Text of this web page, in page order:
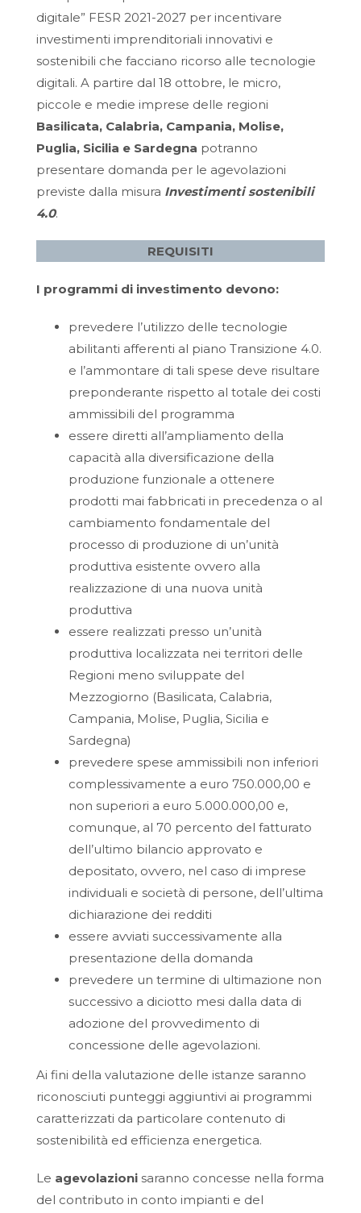
digitale” FESR 2021-2027 per incentivare
investimenti imprenditoriali innovativi e
sostenibili che facciano ricorso alle tecnologie
digitali. A partire dal 18 ottobre, le micro,
piccole e medie imprese delle regioni
Basilicata, Calabria, Campania, Molise,
Puglia, Sicilia e Sardegna potranno
presentare domanda per le agevolazioni
previste dalla misura Investimenti sostenibili
4.0.
REQUISITI
I programmi di investimento devono:
prevedere l’utilizzo delle tecnologie
abilitanti afferenti al piano Transizione 4.0.
e l’ammontare di tali spese deve risultare
preponderante rispetto al totale dei costi
ammissibili del programma
essere diretti all’ampliamento della
capacità alla diversificazione della
produzione funzionale a ottenere
prodotti mai fabbricati in precedenza o al
cambiamento fondamentale del
processo di produzione di un’unità
produttiva esistente ovvero alla
realizzazione di una nuova unità
produttiva
essere realizzati presso un’unità
produttiva localizzata nei territori delle
Regioni meno sviluppate del
Mezzogiorno (Basilicata, Calabria,
Campania, Molise, Puglia, Sicilia e
Sardegna)
prevedere spese ammissibili non inferiori
complessivamente a euro 750.000,00 e
non superiori a euro 5.000.000,00 e,
comunque, al 70 percento del fatturato
dell’ultimo bilancio approvato e
depositato, ovvero, nel caso di imprese
individuali e società di persone, dell’ultima
dichiarazione dei redditi
essere avviati successivamente alla
presentazione della domanda
prevedere un termine di ultimazione non
successivo a diciotto mesi dalla data di
adozione del provvedimento di
concessione delle agevolazioni.
Ai fini della valutazione delle istanze saranno
riconosciuti punteggi aggiuntivi ai programmi
caratterizzati da particolare contenuto di
sostenibilità ed efficienza energetica.
Le agevolazioni saranno concesse nella forma
del contributo in conto impianti e del